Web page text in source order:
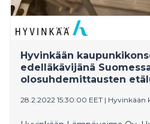
Hyvinkään
edelläkävijänä
olosuhdemittausten
28.2.2022 15:30:00 EET | Hyvinkään